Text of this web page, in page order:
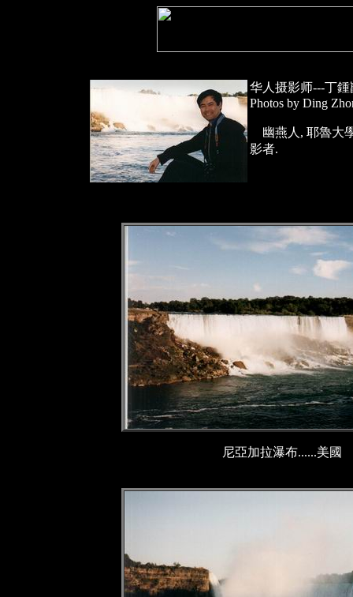
华人摄影师---丁鍾
Photos by Ding
幽燕人, 耶魯大
影者.
尼亞加拉瀑布......美國